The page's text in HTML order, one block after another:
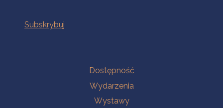
Dostępność
Wydarzenia
Wystawy